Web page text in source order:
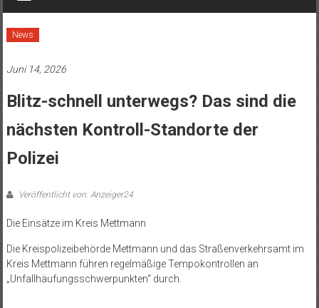
News
Juni 14, 2026
Blitz-schnell unterwegs? Das sind die
nächsten Kontroll-Standorte der
Polizei
Veröffentlicht von: Anzeiger24
Die Einsätze im Kreis Mettmann
Die Kreispolizeibehörde Mettmann und das Straßenverkehrsamt im
Kreis Mettmann führen regelmäßige Tempokontrollen an
„Unfallhäufungsschwerpunkten“ durch.